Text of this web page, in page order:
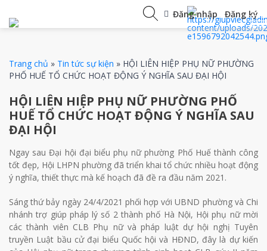
Đăng nhập Đăng ký
Trang chủ » Tin tức sự kiện » HỘI LIÊN HIỆP PHỤ NỮ PHƯỜNG
PHỐ HUẾ TỔ CHỨC HOẠT ĐỘNG Ý NGHĨA SAU ĐẠI HỘI
HỘI LIÊN HIỆP PHỤ NỮ PHƯỜNG PHỐ
HUẾ TỔ CHỨC HOẠT ĐỘNG Ý NGHĨA SAU
ĐẠI HỘI
Ngay sau Đại hội đại biểu phụ nữ phường Phố Huế thành công
tốt đẹp, Hội LHPN phường đã triển khai tổ chức nhiều hoạt động
ý nghĩa, thiết thực mà kế hoạch đã đề ra đầu năm 2021.
Sáng thứ bảy ngày 24/4/2021 phối hợp với UBND phường và Chi
nhánh trợ giúp pháp lý số 2 thành phố Hà Nội, Hội phụ nữ mời
các thành viên CLB Phụ nữ và pháp luật dự hội nghị Tuyên
truyền Luật bầu cử đại biểu Quốc hội và HĐND, đây là dự kiến